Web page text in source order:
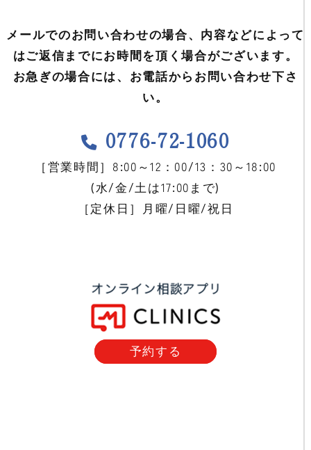
メールでのお問い合わせの場合、内容などによって
はご返信までにお時間を頂く場合がございます。
お急ぎの場合には、お電話からお問い合わせ下さ
い。
0776-72-1060
［営業時間］8:00～12：00/13：30～18:00
(水/金/土は17:00まで)
［定休日］月曜/日曜/祝日
予約する